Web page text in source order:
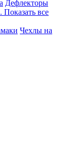
Дефлекторы
Показать все
Чехлы на